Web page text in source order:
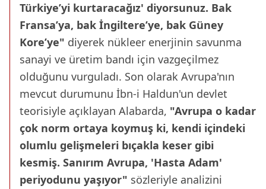
Türkiye’yi kurtaracağız' diyorsunuz. Bak
Fransa’ya, bak İngiltere’ye, bak Güney
Kore’ye" diyerek nükleer enerjinin savunma
sanayi ve üretim bandı için vazgeçilmez
olduğunu vurguladı. Son olarak Avrupa'nın
mevcut durumunu İbn-i Haldun'un devlet
teorisiyle açıklayan Alabarda, "Avrupa o kadar
çok norm ortaya koymuş ki, kendi içindeki
olumlu gelişmeleri bıçakla keser gibi
kesmiş. Sanırım Avrupa, 'Hasta Adam'
periyodunu yaşıyor" sözleriyle analizini